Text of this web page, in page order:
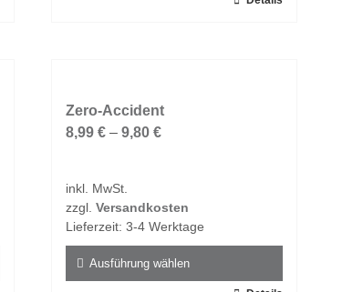
auf.
Die
auf
der
gewählt
werden
Zero-Accident
8,99 € – 9,80 €
inkl. MwSt.
zzgl. Versandkosten
Lieferzeit: 3-4 Werktage
Ausführung wählen